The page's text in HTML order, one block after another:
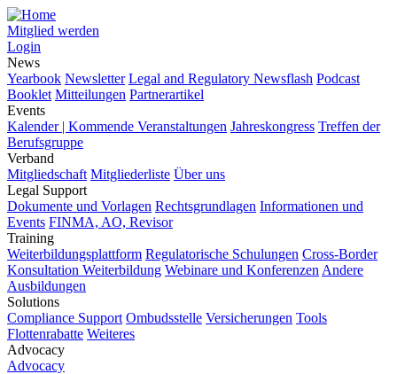
Mitglied werden
Login
News
Yearbook Newsletter Legal and Regulatory Newsflash Podcast
Booklet Mitteilungen Partnerartikel
Events
Kalender | Kommende Veranstaltungen Jahreskongress Treffen der
Berufsgruppe
Verband
Mitgliedschaft Mitgliederliste Über uns
Legal Support
Dokumente und Vorlagen Rechtsgrundlagen Informationen und
Events FINMA, AO, Revisor
Training
Weiterbildungsplattform Regulatorische Schulungen Cross-Border
Konsultation Weiterbildung Webinare und Konferenzen Andere
Ausbildungen
Solutions
Compliance Support Ombudsstelle Versicherungen Tools
Flottenrabatte Weiteres
Advocacy
Advocacy